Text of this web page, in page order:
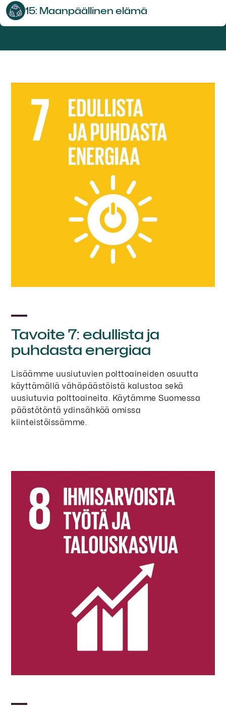
15: Maan­päällinen elämä
Tavoite 7: edullista ja
puhdasta energiaa
Lisäämme uusiutuvien polttoaineiden osuutta
käyttämällä vähäpäästöistä kalustoa sekä
uusiutuvia polttoaineita. Käytämme Suomessa
päästötöntä ydinsähköä omissa
kiinteistöissämme.